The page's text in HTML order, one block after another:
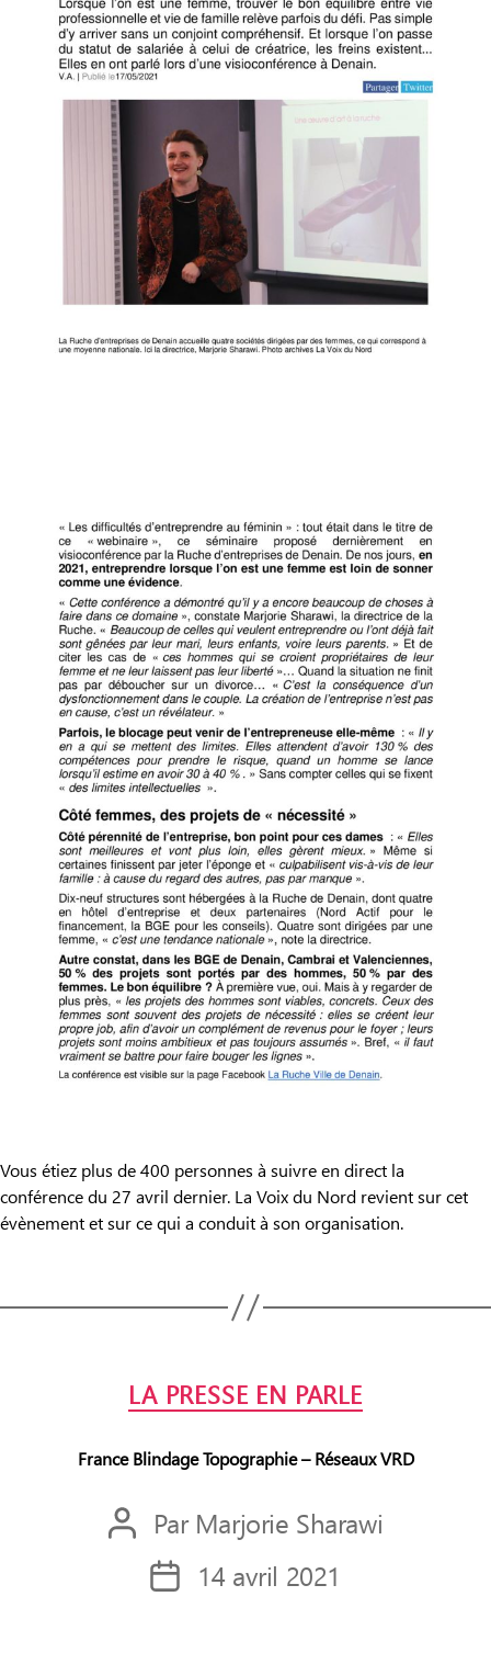
Vous étiez plus de 400 personnes à suivre en direct la
conférence du 27 avril dernier. La Voix du Nord revient sur cet
évènement et sur ce qui a conduit à son organisation.
LA PRESSE EN PARLE
France Blindage Topographie – Réseaux VRD
Auteur
l’article
Par Marjorie Sharawi
Date14 avril 2021